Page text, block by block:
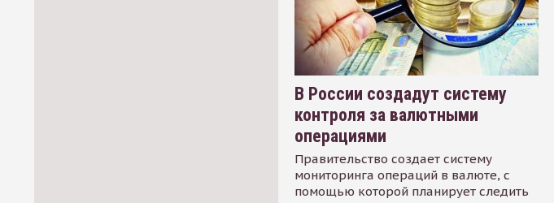
В России создадут систему
контроля за валютными
операциями
Правительство создает систему
мониторинга операций в валюте, с
помощью которой планирует следить